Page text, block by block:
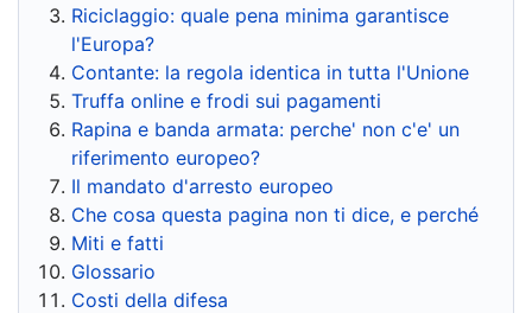
Riciclaggio: quale pena minima garantisce
l'Europa?
Contante: la regola identica in tutta l'Unione
Truffa online e frodi sui pagamenti
Rapina e banda armata: perche' non c'e' un
riferimento europeo?
Il mandato d'arresto europeo
Che cosa questa pagina non ti dice, e perché
Miti e fatti
Glossario
Costi della difesa